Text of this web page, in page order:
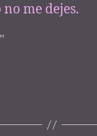
me dejes.